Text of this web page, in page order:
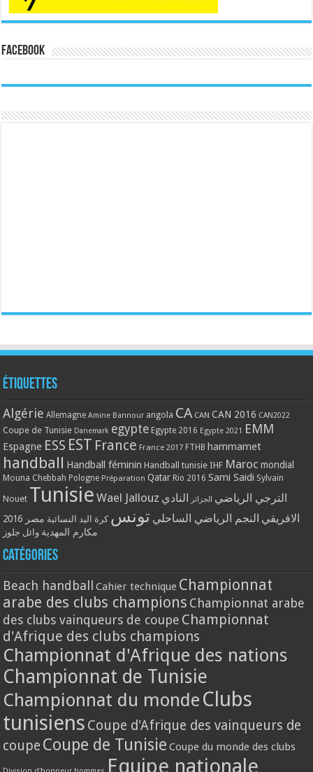
Facebook
Étiquettes
Algérie Allemagne Amine Bannour angola CA CAN CAN 2016 CAN2022
Coupe de Tunisie Danemark egypte Egypte 2016 Egypte 2021 EMM
Espagne ESS EST France France 2017 FTHB hammamet
handball Handball féminin Handball tunisie IHF Maroc mondial
Mouna Chebbah Pologne Préparation Qatar Rio 2016 Sami Saidi Sylvain
Nouet Tunisie Wael Jallouz الترجي الرياضي الجزائر النادي
الافريقي النجم الرياضي الساحلي تونس كرة اليد النسائية مصر 2016
مكارم المهدية وائل جلوز
Catégories
Beach handball Cahier technique Championnat
arabe des clubs champions Championnat arabe
des clubs vainqueurs de coupe Championnat
d'Afrique des clubs champions
Championnat d'Afrique des nations
Championnat de Tunisie
Championnat du monde Clubs
tunisiens Coupe d'Afrique des vainqueurs de
coupe Coupe de Tunisie Coupe du monde des clubs
Equipe nationale